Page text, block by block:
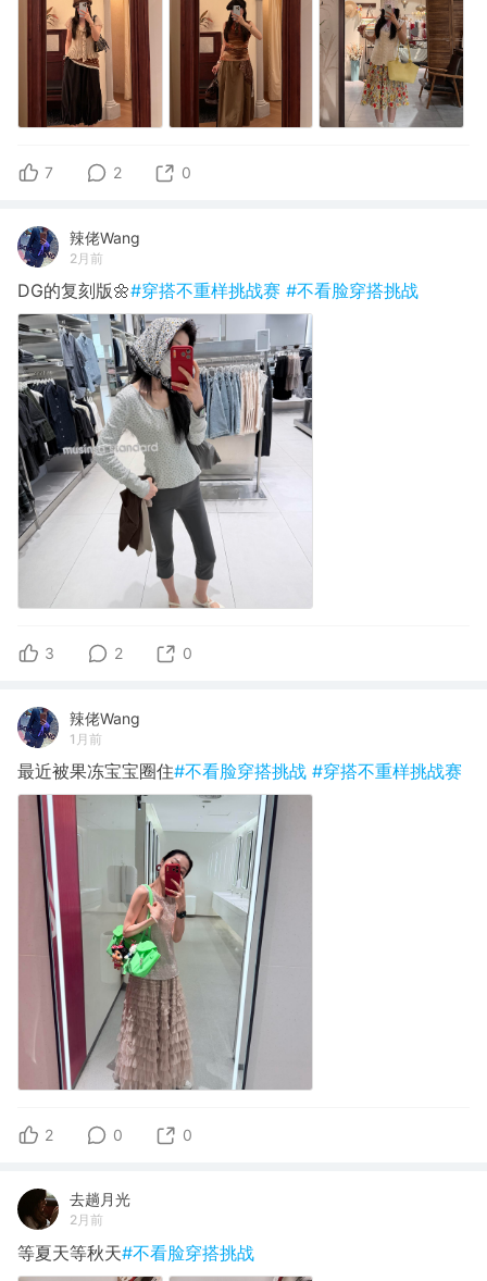
7 2 0
辣佬Wang
2月前
DG的复刻版🌼#穿搭不重样挑战赛 #不看脸穿搭挑战
3 2 0
辣佬Wang
1月前
最近被果冻宝宝圈住#不看脸穿搭挑战 #穿搭不重样挑战赛
2 0 0
去趟月光
2月前
等夏天等秋天#不看脸穿搭挑战